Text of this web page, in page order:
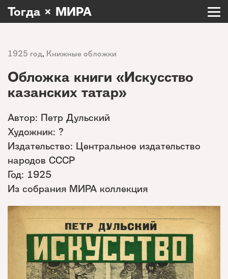
Тогда × МИРА
1925 год, Книжные обложки
Обложка книги «Искусство
казанских татар»
Автор: Петр Дульский
Художник: ?
Издательство: Центральное издательство
народов СССР
Год: 1925
Из собрания МИРА коллекция